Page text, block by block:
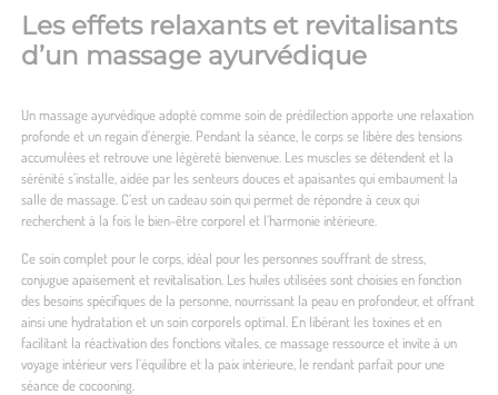
Les effets relaxants et revitalisants
d’un massage ayurvédique
Un massage ayurvédique adopté comme soin de prédilection apporte une relaxation
profonde et un regain d’énergie. Pendant la séance, le corps se libère des tensions
accumulées et retrouve une légèreté bienvenue. Les muscles se détendent et la
sérénité s’installe, aidée par les senteurs douces et apaisantes qui embaument la
salle de massage. C’est un cadeau soin qui permet de répondre à ceux qui
recherchent à la fois le bien-être corporel et l’harmonie intérieure.
Ce soin complet pour le corps, idéal pour les personnes souffrant de stress,
conjugue apaisement et revitalisation. Les huiles utilisées sont choisies en fonction
des besoins spécifiques de la personne, nourrissant la peau en profondeur, et offrant
ainsi une hydratation et un soin corporels optimal. En libérant les toxines et en
facilitant la réactivation des fonctions vitales, ce massage ressource et invite à un
voyage intérieur vers l’équilibre et la paix intérieure, le rendant parfait pour une
séance de cocooning.